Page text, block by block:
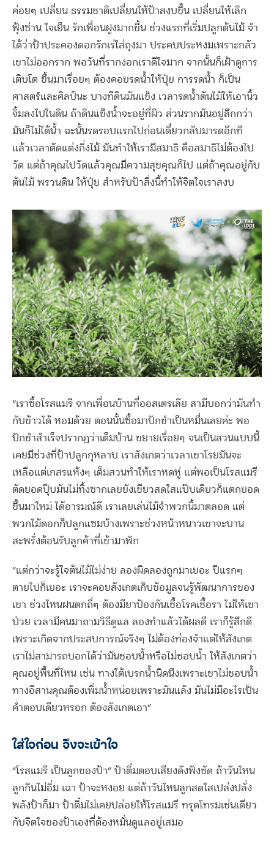
ค่อยๆ เปลี่ยน ธรรมชาติเปลี่ยนให้ป้าสงบขึ้น เปลี่ยนให้เลิก
ฟุ้งซ่าน ใจเย็น รักเพื่อนฝูงมากขึ้น ช่วงแรกที่เริ่มปลูกต้นไม้ จำ
ได้ว่าป้าประคองดอกรักเร่ใส่ถุงมา ประคบประหงมเพราะกลัว
เขาไม่ออกราก พอวันที่รากงอกเราดีใจมาก จากนั้นก็เฝ้าดูการ
เติบโต ขึ้นมาเรื่อยๆ ต้องคอยรดน้ำให้ปุ๋ย การรดน้ำ ก็เป็น
ศาสตร์และศิลป์นะ บางทีดินมันแข็ง เวลารดน้ำต้นไม้ให้เอานิ้ว
จิ้มลงไปในดิน ถ้าดินแข็งน้ำจะอยู่ที่ผิว ส่วนรากมันอยู่ลึกกว่า
มันก็ไม่ได้น้ำ ฉะนั้นรดรอบแรกไปก่อนเดี๋ยวกลับมารดอีกที
แล้วเวลาตัดแต่งกิ่งไม้ มันทำให้เรามีสมาธิ คือสมาธิไม่ต้องไป
วัด แต่ถ้าคุณไปวัดแล้วคุณมีความสุขคุณก็ไป แต่ถ้าคุณอยู่กับ
ต้นไม้ พรวนดิน ให้ปุ๋ย สำหรับป้าสิ่งนี้ทำให้จิตใจเราสงบ
“เราซื้อโรสแมรี จากเพื่อนบ้านที่ออสเตรเลีย สามีบอกว่ามันทำ
กับข้าวได้ หอมด้วย ตอนนั้นซื้อมาปักชำเป็นหมื่นเลยค่ะ พอ
ปักชำสำเร็จปรากฏว่าเต็มบ้าน ขยายเรื่อยๆ จนเป็นสวนแบบนี้
เคยมีช่วงที่ป้าปลูกกุหลาบ เราสังเกตว่าเวลาเขาโรยมันจะ
เหลือแต่เกสรแห้งๆ เต็มสวนทำให้เราหดหู่ แต่พอเป็นโรสแมรี
ตัดยอดปุ๊บมันไม่ทิ้งซากเลยยังเขียวสดใสแป๊บเดียวก็แตกยอด
ขึ้นมาใหม่ ได้อารมณ์ดี เราเลยเล่นไม้จำพวกนี้มาตลอด แต่
พวกไม้ดอกก็ปลูกแซมบ้างเพราะช่วงหน้าหนาวเขาจะบาน
สะพรั่งต้อนรับลูกค้าที่เข้ามาพัก
“แต่กว่าจะรู้ใจต้นไม้ไม่ง่าย ลองผิดลองถูกมาเยอะ ปีแรกๆ
ตายไปก็เยอะ เราจะคอยสังเกตเก็บข้อมูลจนรู้พัฒนาการของ
เขา ช่วงไหนฝนตกถี่ๆ ต้องมียาป้องกันเชื้อโรคเชื้อรา ไม่ให้เขา
ป่วย เวลามีคนมาถามวิธีดูแล ลองทำแล้วได้ผลดี เราก็รู้สึกดี
เพราะเกิดจากประสบการณ์จริงๆ ไม่ต้องท่องจำแต่ให้สังเกต
เราไม่สามารถบอกได้ว่ามันชอบน้ำหรือไม่ชอบน้ำ ให้สังเกตว่า
คุณอยู่พื้นที่ไหน เช่น ทางใต้เบรกน้ำนิดนึงเพราะเขาไม่ชอบน้ำ
ทางอีสานคุณต้องเพิ่มน้ำหน่อยเพราะมันแล้ง มันไม่มีอะไรเป็น
คำตอบเดียวหรอก ต้องสังเกตเอา”
ใส่ใจก่อน จึงจะเข้าใจ
“โรสแมรี เป็นลูกของป้า” ป้าติ๋มตอบเสียงดังฟังชัด ถ้าวันไหน
ลูกกินไม่อิ่ม เฉา ป้าจะหงอย แต่ถ้าวันไหนลูกสดใสเปล่งปลั่ง
พลังป้าก็มา ป้าติ๋มไม่เคยปล่อยให้โรสแมรี ทรุดโทรมเช่นเดียว
กับจิตใจของป้าเองที่ต้องหมั่นดูแลอยู่เสมอ